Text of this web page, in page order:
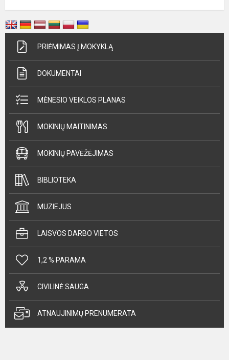
PRIĖMIMAS Į MOKYKLĄ
DOKUMENTAI
MĖNESIO VEIKLOS PLANAS
MOKINIŲ MAITINIMAS
MOKINIŲ PAVĖŽĖJIMAS
BIBLIOTEKA
MUZIEJUS
LAISVOS DARBO VIETOS
1,2 % PARAMA
CIVILINĖ SAUGA
ATNAUJINIMŲ PRENUMERATA